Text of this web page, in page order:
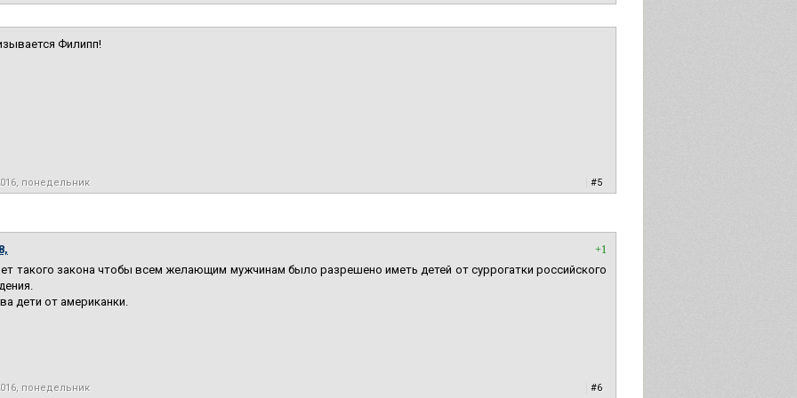
Филипп!
понедельник #5
+1
такого закона чтобы всем желающим мужчинам было разрешено иметь детей от суррогатки российского
дети от американки.
понедельник #6